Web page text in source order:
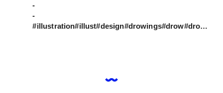
-
-
#illustration#illust#design#drowings#drow#drowingart#artwork#artist#designer#nature#mydesign#일러스트#아티스트#드로잉#디자이너#소통#힐링#그림스타그램#잠